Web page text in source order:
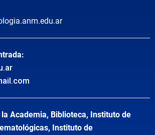
Academia, Biblioteca, Instituto de
Instituto de